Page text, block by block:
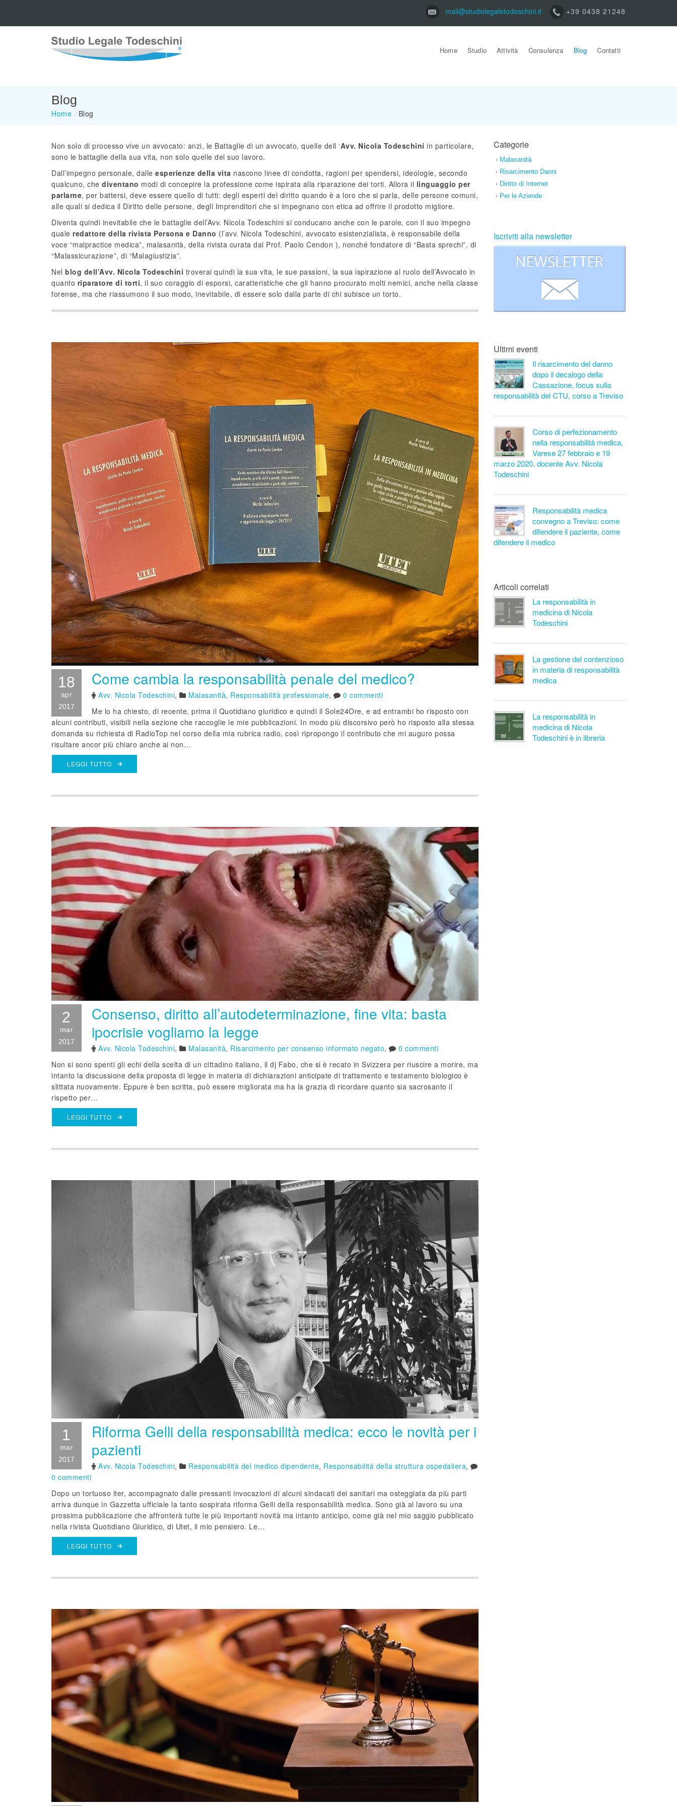
mail@studiolegaletodeschini.it +39 0438 21248
Home Studio Attività Consulenza Blog Contatti
Blog
Home / Blog
Non solo di processo vive un avvocato: anzi, le Battaglie di un avvocato, quelle dell ‘Avv. Nicola Todeschini in particolare,
sono le battaglie della sua vita, non solo quelle del suo lavoro.
Dall’impegno personale, dalle esperienze della vita nascono linee di condotta, ragioni per spendersi, ideologie, secondo
qualcuno, che diventano modi di concepire la professione come ispirata alla riparazione dei torti. Allora il linguaggio per
parlarne, per battersi, deve essere quello di tutti: degli esperti del diritto quando è a loro che si parla, delle persone comuni,
alle quali si dedica il Diritto delle persone, degli Imprenditori che si impegnano con etica ad offrire il prodotto migliore.
Diventa quindi inevitabile che le battaglie dell’Avv. Nicola Todeschini si conducano anche con le parole, con il suo impegno
quale redattore della rivista Persona e Danno (l’avv. Nicola Todeschini, avvocato esistenzialista, è responsabile della
voce “malpractice medica”, malasanità, della rivista curata dal Prof. Paolo Cendon ), nonché fondatore di “Basta sprechi”, di
“Malassicurazione”, di “Malagiustizia”.
Nel blog dell’Avv. Nicola Todeschini troverai quindi la sua vita, le sue passioni, la sua ispirazione al ruolo dell’Avvocato in
quanto riparatore di torti, il suo coraggio di esporsi, caratteristiche che gli hanno procurato molti nemici, anche nella classe
forense, ma che riassumono il suo modo, inevitabile, di essere solo dalla parte di chi subisce un torto.
18
apr
2017
Come cambia la responsabilità penale del medico?
Avv. Nicola Todeschini, Malasanità, Responsabilità professionale,
0 commenti
Me lo ha chiesto, di recente, prima il Quotidiano giuridico e quindi il Sole24Ore, e ad entrambi ho risposto con
alcuni contributi, visibili nella sezione che raccoglie le mie pubblicazioni. In modo più discorsivo però ho risposto alla stessa
domanda su richiesta di RadioTop nel corso della mia rubrica radio, così ripropongo il contributo che mi auguro possa
risultare ancor più chiaro anche ai non…
LEGGI TUTTO
2
mar
2017
Consenso, diritto all’autodeterminazione, fine vita: basta
ipocrisie vogliamo la legge
Avv. Nicola Todeschini, Malasanità, Risarcimento per consenso informato negato,
0 commenti
Non si sono spenti gli echi della scelta di un cittadino italiano, il dj Fabo, che si è recato in Svizzera per riuscire a morire, ma
intanto la discussione della proposta di legge in materia di dichiarazioni anticipate di trattamento e testamento biologico è
slittata nuovamente. Eppure è ben scritta, può essere migliorata ma ha la grazia di ricordare quanto sia sacrosanto il
rispetto per…
LEGGI TUTTO
1
mar
2017
Riforma Gelli della responsabilità medica: ecco le novità per i
pazienti
Avv. Nicola Todeschini, Responsabilità del medico dipendente, Responsabilità della struttura ospedaliera,
0 commenti
Dopo un tortuoso iter, accompagnato dalle pressanti invocazioni di alcuni sindacati dei sanitari ma osteggiata da più parti
arriva dunque in Gazzetta ufficiale la tanto sospirata riforma Gelli della responsabilità medica. Sono già al lavoro su una
prossima pubblicazione che affronterà tutte le più importanti novità ma intanto anticipo, come già nel mio saggio pubblicato
nella rivista Quotidiano Giuridico, di Utet, il mio pensiero. Le…
LEGGI TUTTO
Categorie
Malasanità
Risarcimento Danni
Diritto di Internet
Per le Aziende
Iscriviti alla newsletter
Ultimi eventi
Il risarcimento del danno
dopo il decalogo della
Cassazione, focus sulla
responsabilità del CTU, corso a Treviso
Corso di perfezionamento
nella responsabilità medica,
Varese 27 febbraio e 19
marzo 2020, docente Avv. Nicola
Todeschini
Responsabilità medica
convegno a Treviso: come
difendere il paziente, come
difendere il medico
Articoli correlati
La responsabilità in
medicina di Nicola
Todeschini
La gestione del contenzioso
in materia di responsabilità
medica
La responsabilità in
medicina di Nicola
Todeschini è in libreria